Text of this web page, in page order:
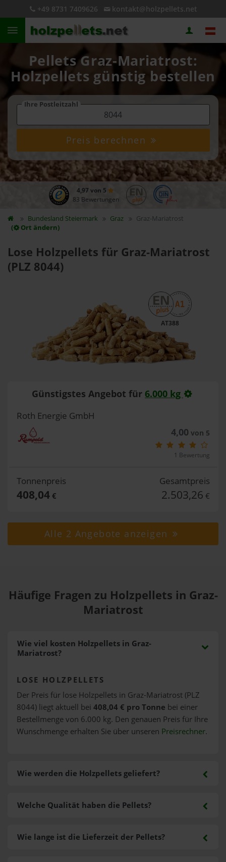
+49 8731 7409626 kontakt@holzpellets.net
Pellets Graz-Mariatrost:
Holzpellets günstig bestellen
Ihre Postleitzahl
Preis berechnen
4,97 von 5
83 Bewertungen
Bundesland Steiermark Graz
Graz-Mariatrost
(
Ort ändern)
Lose Holzpellets für Graz-Mariatrost
(PLZ 8044)
AT388
Günstigstes Angebot für 6.000 kg
Roth Energie GmbH
4,00 von 5
1 Bewertung
Tonnenpreis
408,04€
Gesamtpreis
2.503,26 €
Alle 2 Angebote anzeigen
Häufige Fragen zu Holzpellets in Graz-
Mariatrost
Wie viel kosten Holzpellets in Graz-
Mariatrost?
LOSE HOLZPELLETS
Der Preis für lose Holzpellets in Graz-Mariatrost (PLZ
8044) liegt aktuell bei 408,04 € pro Tonne bei einer
Bestellmenge von 6.000 kg. Den genauen Preis für Ihre
Wunschmenge erhalten Sie über unseren Preisrechner.
Wie werden die Holzpellets geliefert?
Welche Qualität haben die Pellets?
Wie lange ist die Lieferzeit der Pellets?